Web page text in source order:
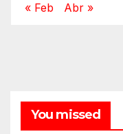
« Feb Abr »
You missed